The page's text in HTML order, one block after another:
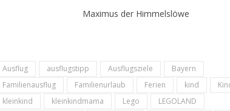
Maximus der Himmelslöwe
Ausflug ausflugstipp Ausflugsziele
Bayern
Familienausflug
Familienurlaub Ferien kind
kleinkind
kleinkindmama Lego
LEGOLAND